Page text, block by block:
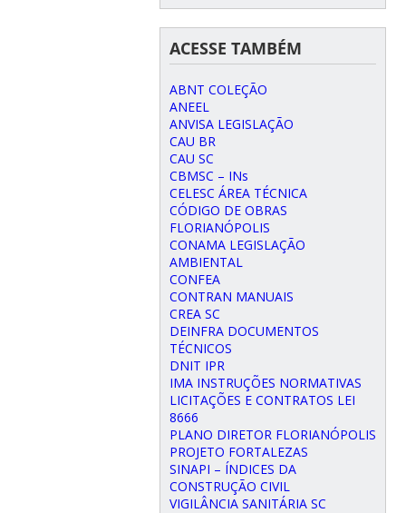
ACESSE TAMBÉM
ABNT COLEÇÃO
ANEEL
ANVISA LEGISLAÇÃO
CAU BR
CAU SC
CBMSC – INs
CELESC ÁREA TÉCNICA
CÓDIGO DE OBRAS
FLORIANÓPOLIS
CONAMA LEGISLAÇÃO
AMBIENTAL
CONFEA
CONTRAN MANUAIS
CREA SC
DEINFRA DOCUMENTOS
TÉCNICOS
DNIT IPR
IMA INSTRUÇÕES NORMATIVAS
LICITAÇÕES E CONTRATOS LEI
8666
PLANO DIRETOR FLORIANÓPOLIS
PROJETO FORTALEZAS
SINAPI – ÍNDICES DA
CONSTRUÇÃO CIVIL
VIGILÂNCIA SANITÁRIA SC